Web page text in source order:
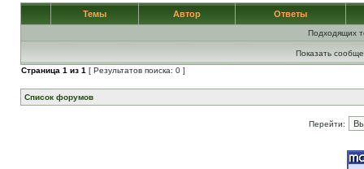
Темы Автор Ответы
Подходящих
Показать
Страница 1 из 1 [ Результатов поиска: 0 ]
Список форумов
Перейти: